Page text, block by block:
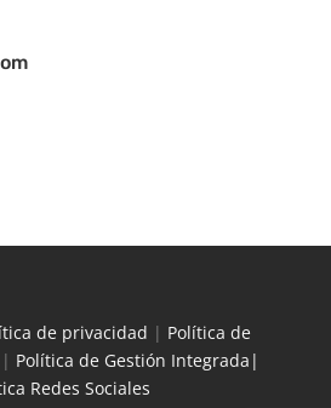
de privacidad | Política de
Política de Gestión Integrada|
Redes Sociales